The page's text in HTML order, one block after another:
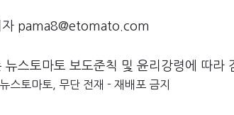
자 pama8@etomato.com
뉴스토마토 보도준칙 및 윤리강령에 따라
스토마토, 무단 전재 - 재배포 금지